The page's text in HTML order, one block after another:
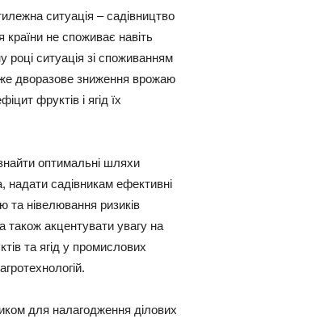
ситуація – садівництво
країни не споживає навіть
році ситуація зі споживанням
дворазове зниження врожаю
фруктів і ягід їх
оптимальні шляхи
надати садівникам ефективні
та нівелювання ризиків
також акцентувати увагу на
та ягід у промислових
для налагодження ділових